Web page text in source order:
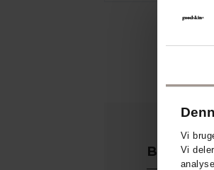
Vi
Vi